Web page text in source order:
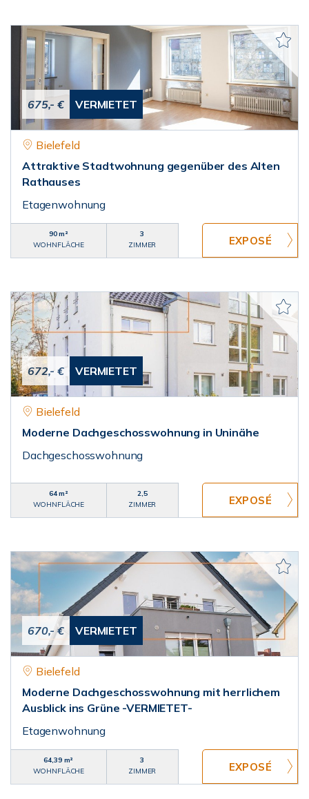
675,- € VERMIETET
Bielefeld
Attraktive Stadtwohnung gegenüber des Alten
Rathauses
Etagenwohnung
90 m²
WOHNFLÄCHE
3
ZIMMER
672,- € VERMIETET
Bielefeld
Moderne Dachgeschosswohnung in Uninähe
Dachgeschosswohnung
64 m²
WOHNFLÄCHE
2,5
ZIMMER
670,- € VERMIETET
Bielefeld
Moderne Dachgeschosswohnung mit herrlichem
Ausblick ins Grüne -VERMIETET-
Etagenwohnung
64,39 m²
WOHNFLÄCHE
3
ZIMMER